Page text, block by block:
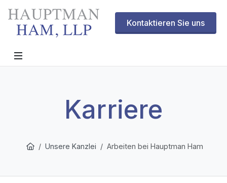
Kontaktieren Sie uns
Karriere
Unsere Kanzlei Arbeiten bei Hauptman Ham